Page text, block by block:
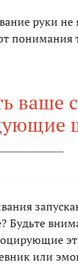
руки не
ваше
Будьте
или